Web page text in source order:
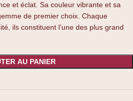
et éclat. Sa couleur vibrante et sa
de premier choix. Chaque
ils constituent l’une des plus grand
AU PANIER